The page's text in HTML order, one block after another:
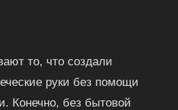
то, что создали
руки без помощи
Конечно, без бытовой